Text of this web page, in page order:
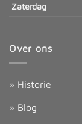
Zaterdag
Over ons
» Historie
» Blog